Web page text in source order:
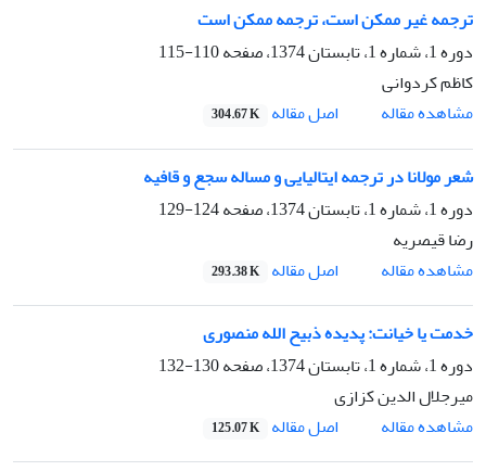
ترجمه غیر ممکن است، ترجمه ممکن است
دوره 1، شماره 1، تابستان 1374، صفحه
110-115
کاظم کردوانی
مشاهده مقاله
اصل مقاله 304.67 K
شعر مولانا در ترجمه ایتالیایی و مساله سجع و قافیه
دوره 1، شماره 1، تابستان 1374، صفحه
124-129
رضا قیصریه
مشاهده مقاله
اصل مقاله 293.38 K
خدمت یا خیانت: پدیده ذبیح الله منصوری
دوره 1، شماره 1، تابستان 1374، صفحه
130-132
میرجلال الدین کزازی
مشاهده مقاله
اصل مقاله 125.07 K